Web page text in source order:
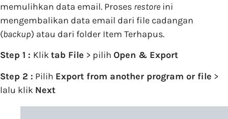
memulihkan data email. Proses restore ini
mengembalikan data email dari file cadangan
(backup) atau dari folder Item Terhapus.
Step 1 : Kliktab File > pilih Open & Export
Step 2 : Pilih Export from another program or file >
lalu klik Next